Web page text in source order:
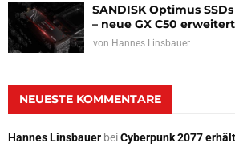
SANDISK Optimus
– neue GX C50
von Hannes Linsbauer
NEUESTE KOMMENTARE
Hannes Linsbauer beiCyberpunk 2077